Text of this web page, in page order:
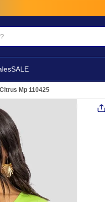
SALE
Mp 110425